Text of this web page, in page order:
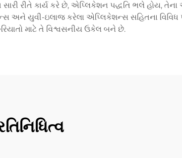
રીતે કાર્ય કરે છે, એપ્લિકેશન પદ્ધતિ ભલે હોય, તેના
અને યુવી-ઇલાજ કરેલા એપ્લિકેશન્સ સહિતના
માટે તે વિશ્વસનીય ઉકેલ બને છે.